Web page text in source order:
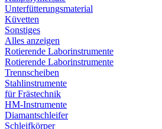
Unterfütterungsmaterial
Küvetten
Sonstiges
Alles anzeigen
Rotierende Laborinstrumente
Rotierende Laborinstrumente
Trennscheiben
Stahlinstrumente
für Frästechnik
HM-Instrumente
Diamantschleifer
Schleifkörper